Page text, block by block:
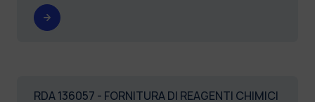
RDA 136057 - FORNITURA DI REAGENTI CHIMICI